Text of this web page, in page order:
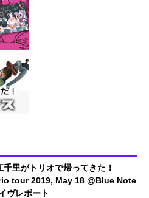
里がトリオで帰ってきた！
tour 2019, May 18 @Blue Note
レポート